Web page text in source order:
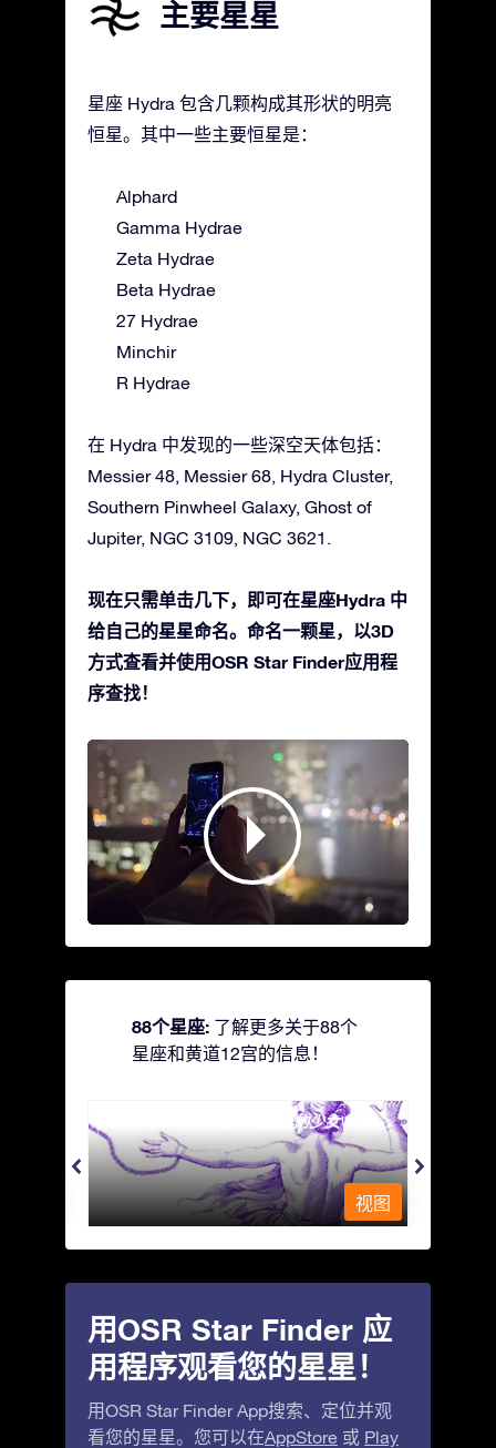
主要星星
星座 Hydra 包含几颗构成其形状的明亮
恒星。其中一些主要恒星是：
Alphard
Gamma Hydrae
Zeta Hydrae
Beta Hydrae
27 Hydrae
Minchir
R Hydrae
在 Hydra 中发现的一些深空天体包括：
Messier 48, Messier 68, Hydra Cluster,
Southern Pinwheel Galaxy, Ghost of
Jupiter, NGC 3109, NGC 3621.
现在只需单击几下，即可在星座Hydra 中
给自己的星星命名。命名一颗星，以3D
方式查看并使用OSR Star Finder应用程
序查找！
88个星座: 了解更多关于88个
星座和黄道12宫的信息！
Andromeda - 被铁链锁着的少女
视图
用OSR Star Finder 应
用程序观看您的星星！
用OSR Star Finder App搜索、定位并观
看您的星星。您可以在AppStore 或 Play